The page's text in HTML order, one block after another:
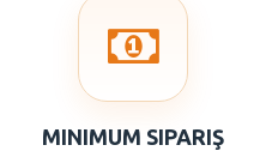
MINIMUM SIPARIŞ